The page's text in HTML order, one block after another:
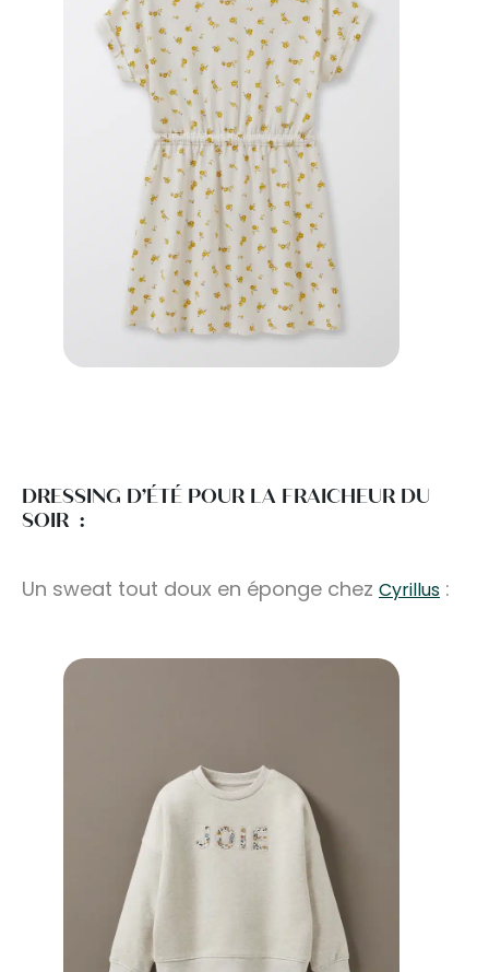
DRESSING D’ÉTÉ POUR LA FRAICHEUR DU
SOIR :
Un sweat tout doux en éponge chez Cyrillus :